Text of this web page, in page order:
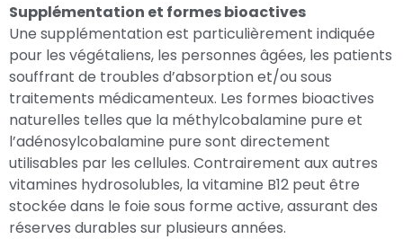
Supplémentation et formes bioactives
Une supplémentation est particulièrement indiquée
pour les végétaliens, les personnes âgées, les patients
souffrant de troubles d’absorption et/ou sous
traitements médicamenteux. Les formes bioactives
naturelles telles que la méthylcobalamine pure et
l’adénosylcobalamine pure sont directement
utilisables par les cellules. Contrairement aux autres
vitamines hydrosolubles, la vitamine B12 peut être
stockée dans le foie sous forme active, assurant des
réserves durables sur plusieurs années.